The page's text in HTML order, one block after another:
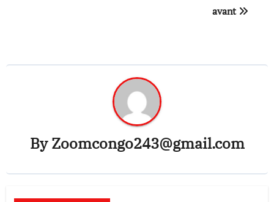
avant
ByZoomcongo243@gmail.com